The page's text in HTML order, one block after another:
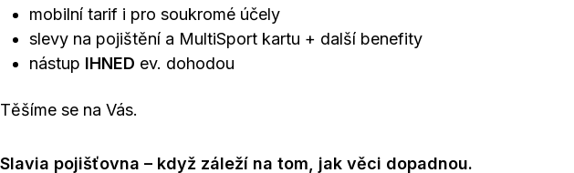
mobilní tarif i pro soukromé účely
slevy na pojištění a MultiSport kartu + další benefity
nástup IHNED ev. dohodou
Těšíme se na Vás.
Slavia pojišťovna – když záleží na tom, jak věci dopadnou.